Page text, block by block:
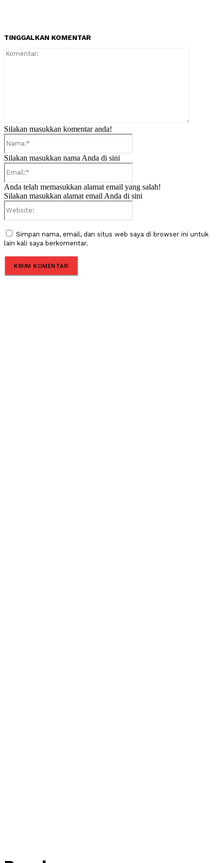
TINGGALKAN KOMENTAR
Silakan masukkan komentar anda!
Silakan masukkan nama Anda di sini
Anda telah memasukkan alamat email yang salah!
Silakan masukkan alamat email Anda di sini
Simpan nama, email, dan situs web saya di browser ini untuk
lain kali saya berkomentar.